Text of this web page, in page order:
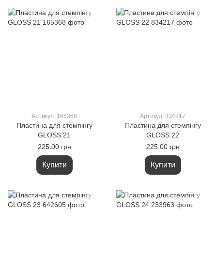
Артикул: 165368
Пластина для стемпінгу
GLOSS 21
225.00 грн
Купити
Артикул: 834217
Пластина для стемпінгу
GLOSS 22
225.00 грн
Купити